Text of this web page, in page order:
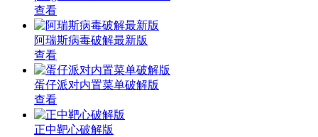
查看
阿瑞斯病毒破解最新版
查看
蛋仔派对内置菜单破解版
查看
正中靶心破解版